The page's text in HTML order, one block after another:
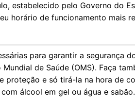
estabelecido pelo Governo do
horário de funcionamento mais
para garantir a segurança
de Saúde (OMS). Faça
proteção e só tirá-la na hora de
álcool em gel ou água e sabão.